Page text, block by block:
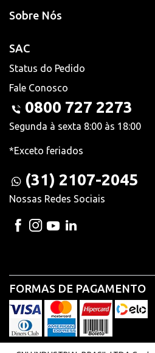
Sobre Nós
SAC
Status do Pedido
Fale Conosco
0800 727 2273
Segunda à sexta 8:00 às 18:00
*Exceto feriados
(31) 2107-2045
Nossas Redes Sociais
FORMAS DE PAGAMENTO